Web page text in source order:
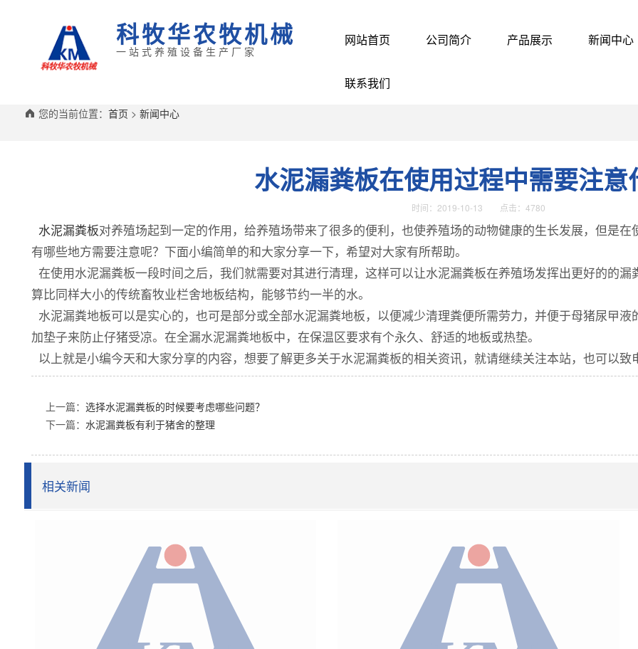
科牧华农牧机械
一站式养殖设备生产厂家
网站首页 公司简介 产品展示 新闻中心
联系我们
您的当前位置： 首页 > 新闻中心
水泥漏粪板在使用过程中需要注意
时间：2019-10-13 点击：4780
水泥漏粪板对养殖场起到一定的作用，给养殖场带来了很多的便利，也使养殖场的动物健康的生长发展，但是
有哪些地方需要注意呢？下面小编简单的和大家分享一下，希望对大家有所帮助。
在使用水泥漏粪板一段时间之后，我们就需要对其进行清理，这样可以让水泥漏粪板在养殖场发挥出更好的的
算比同样大小的传统畜牧业栏舍地板结构，能够节约一半的水。
水泥漏粪地板可以是实心的，也可是部分或全部水泥漏粪地板，以便减少清理粪便所需劳力，并便于母猪尿曱
加垫子来防止仔猪受凉。在全漏水泥漏粪地板中，在保温区要求有个永久、舒适的地板或热垫。
以上就是小编今天和大家分享的内容，想要了解更多关于水泥漏粪板的相关资讯，就请继续关注本站，也可以致
上一篇： 选择水泥漏粪板的时候要考虑哪些问题？
下一篇： 水泥漏粪板有利于猪舍的整理
相关新闻